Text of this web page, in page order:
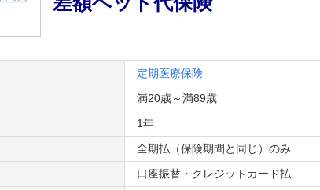
定期医療保険
満20歳～満89歳
1年
全期払（保険期間と同じ）のみ
口座振替・クレジットカード払